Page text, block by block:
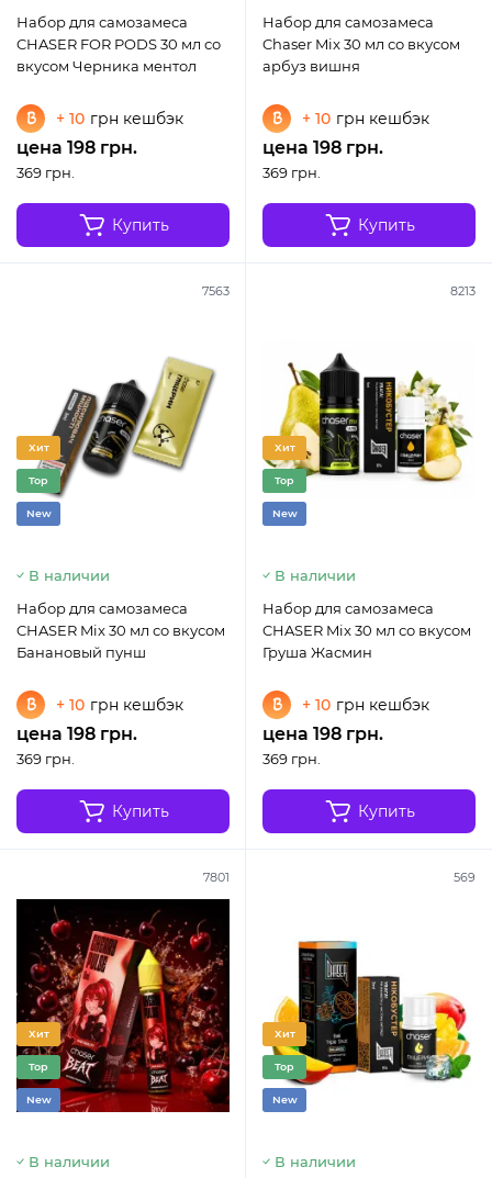
Набор для самозамеса
CHASER FOR PODS 30 мл со
вкусом Черника ментол
+ 10 грн кешбэк
цена 198 грн.
369 грн.
Купить
Набор для самозамеса
Chaser Mix 30 мл со вкусом
арбуз вишня
+ 10 грн кешбэк
цена 198 грн.
369 грн.
Купить
7563
Хит
Top
New
В наличии
Набор для самозамеса
CHASER Mix 30 мл со вкусом
Банановый пунш
+ 10 грн кешбэк
цена 198 грн.
369 грн.
Купить
8213
Хит
Top
New
В наличии
Набор для самозамеса
CHASER Mix 30 мл со вкусом
Груша Жасмин
+ 10 грн кешбэк
цена 198 грн.
369 грн.
Купить
7801
Хит
Top
New
В наличии
569
Хит
Top
New
В наличии